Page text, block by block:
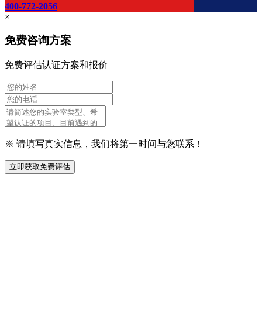
400-772-2056
×
免费咨询方案
免费评估认证方案和报价
※ 请填写真实信息，我们将第一时间与您联系！
立即获取免费评估